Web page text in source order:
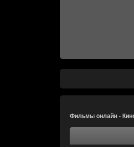
Фильмы онлайн -